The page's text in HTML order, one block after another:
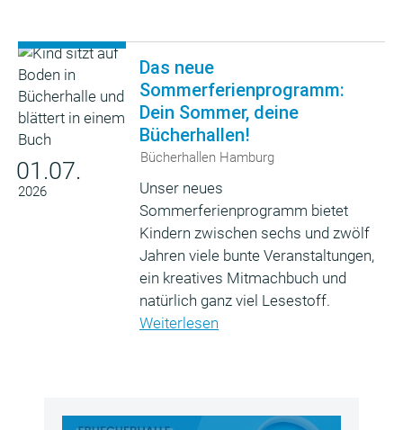
01.07.
2026
Das neue
Sommerferienprogramm:
Dein Sommer, deine
Bücherhallen!
Bücherhallen Hamburg
Unser neues
Sommerferienprogramm bietet
Kindern zwischen sechs und zwölf
Jahren viele bunte Veranstaltungen,
ein kreatives Mitmachbuch und
natürlich ganz viel Lesestoff.
Weiterlesen